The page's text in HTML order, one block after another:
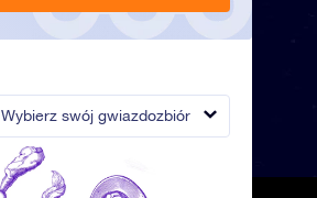
Wybierz swój gwiazdozbiór